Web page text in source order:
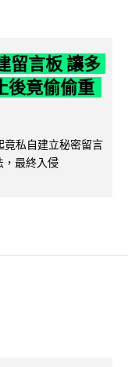
留言板 讓多
後竟偷偷重
私自建立秘密留言
，最終入侵